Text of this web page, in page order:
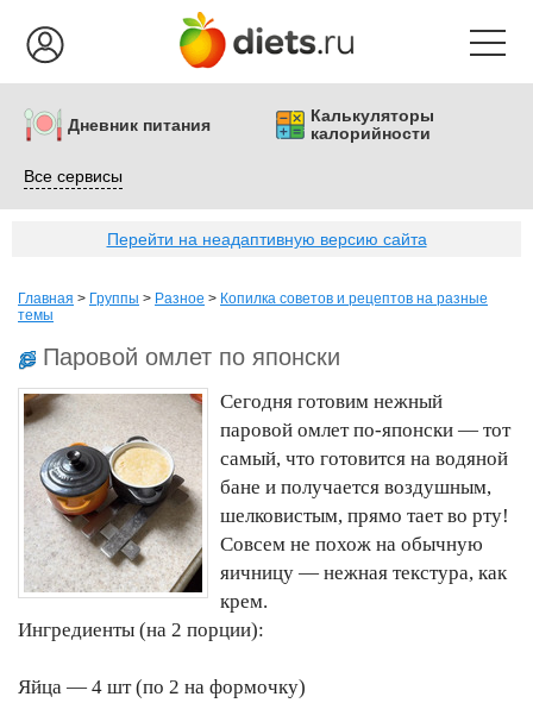
Дневник питания
Калькуляторы
калорийности
Все сервисы
Перейти на неадаптивную версию сайта
Главная > Группы > Разное > Копилка советов и рецептов на разные
темы
Паровой омлет по японски
Сегодня готовим нежный
паровой омлет по-японски — тот
самый, что готовится на водяной
бане и получается воздушным,
шелковистым, прямо тает во рту!
Совсем не похож на обычную
яичницу — нежная текстура, как
крем.
Ингредиенты (на 2 порции):
Яйца — 4 шт (по 2 на формочку)